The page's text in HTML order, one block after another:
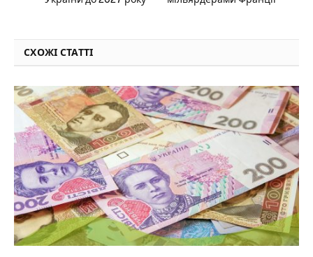
СХОЖІ СТАТТІ